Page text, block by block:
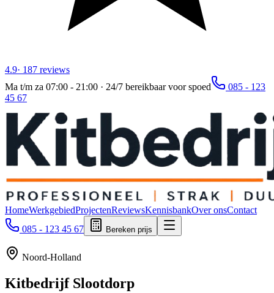
4.9· 187 reviews
Ma t/m za 07:00 - 21:00 · 24/7 bereikbaar voor spoed
085 - 123
45 67
HomeWerkgebiedProjectenReviewsKennisbankOver onsContact
085 - 123 45 67
Bereken prijs
Noord-Holland
Kitbedrijf Slootdorp